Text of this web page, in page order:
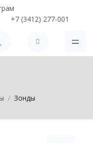
+7 (3412) 277-001
Зонды